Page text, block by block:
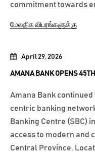
April 29, 2026
AMANA BANK OPENS
Amana Bank
centric banking
Banking Centre (SBC)
access to modern and
Central Province.
commitment towards
மேலதிக விபரங்களுக்கு